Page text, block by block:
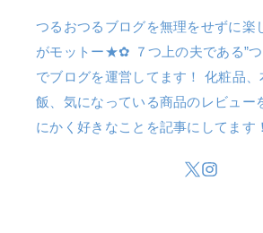
つるおつるブログを無理をせずに楽
がモットー★✿ ７つ上の夫である”つ
でブログを運営してます！ 化粧品
飯、気になっている商品のレビュー
にかく好きなことを記事にしてます！